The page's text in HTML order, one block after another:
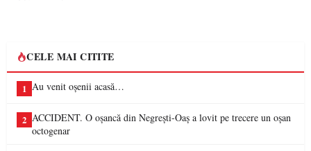
CELE MAI CITITE
1 Au venit oșenii acasă…
2 ACCIDENT. O oșancă din Negrești-Oaș a lovit pe trecere un oșan
octogenar